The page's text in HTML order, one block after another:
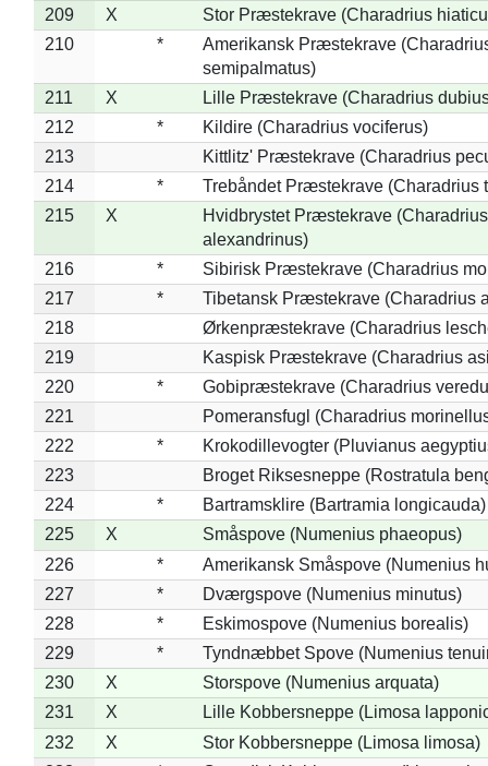
209
X
Stor Præstekrave (Charadrius
210
*
Amerikansk Præstekrave
semipalmatus)
211
X
Lille Præstekrave (Charadrius
212
*
Kildire (Charadrius vociferus)
213
Kittlitz' Præstekrave (Charadrius
214
*
Trebåndet Præstekrave (Charadrius
215
X
Hvidbrystet Præstekrave (Charadrius
alexandrinus)
216
*
Sibirisk Præstekrave (Charadrius
217
*
Tibetansk Præstekrave (Charadrius
218
Ørkenpræstekrave (Charadrius
219
Kaspisk Præstekrave (Charadrius
220
*
Gobipræstekrave (Charadrius
221
Pomeransfugl (Charadrius
222
*
Krokodillevogter (Pluvianus
223
Broget Riksesneppe (Rostratula
224
*
Bartramsklire (Bartramia longicauda)
225
X
Småspove (Numenius phaeopus)
226
*
Amerikansk Småspove (Numenius
227
*
Dværgspove (Numenius minutus)
228
*
Eskimospove (Numenius borealis)
229
*
Tyndnæbbet Spove (Numenius
230
X
Storspove (Numenius arquata)
231
X
Lille Kobbersneppe (Limosa
232
X
Stor Kobbersneppe (Limosa limosa)